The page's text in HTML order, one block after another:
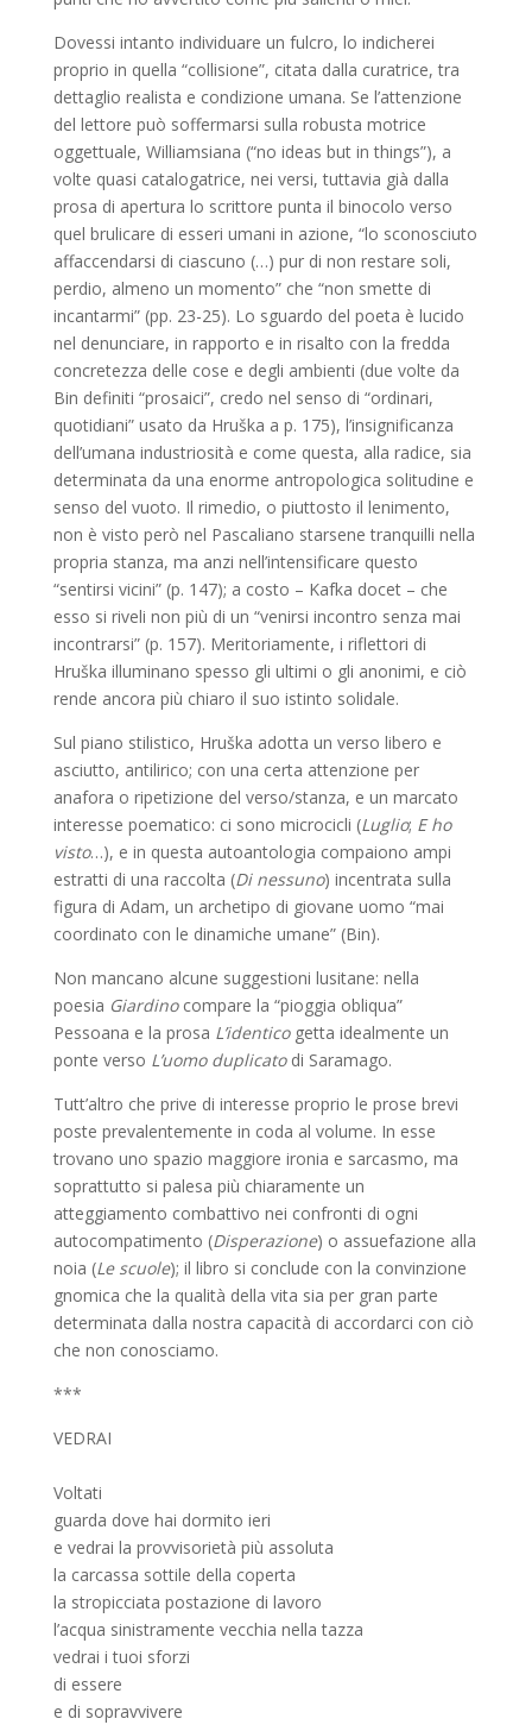
Dovessi intanto individuare un fulcro, lo indicherei
proprio in quella “collisione”, citata dalla curatrice, tra
dettaglio realista e condizione umana. Se l’attenzione
del lettore può soffermarsi sulla robusta motrice
oggettuale, Williamsiana (“no ideas but in things”), a
volte quasi catalogatrice, nei versi, tuttavia già dalla
prosa di apertura lo scrittore punta il binocolo verso
quel brulicare di esseri umani in azione, “lo sconosciuto
affaccendarsi di ciascuno (…) pur di non restare soli,
perdio, almeno un momento” che “non smette di
incantarmi” (pp. 23-25). Lo sguardo del poeta è lucido
nel denunciare, in rapporto e in risalto con la fredda
concretezza delle cose e degli ambienti (due volte da
Bin definiti “prosaici”, credo nel senso di “ordinari,
quotidiani” usato da Hruška a p. 175), l’insignificanza
dell’umana industriosità e come questa, alla radice, sia
determinata da una enorme antropologica solitudine e
senso del vuoto. Il rimedio, o piuttosto il lenimento,
non è visto però nel Pascaliano starsene tranquilli nella
propria stanza, ma anzi nell’intensificare questo
“sentirsi vicini” (p. 147); a costo – Kafka docet – che
esso si riveli non più di un “venirsi incontro senza mai
incontrarsi” (p. 157). Meritoriamente, i riflettori di
Hruška illuminano spesso gli ultimi o gli anonimi, e ciò
rende ancora più chiaro il suo istinto solidale.
Sul piano stilistico, Hruška adotta un verso libero e
asciutto, antilirico; con una certa attenzione per
anafora o ripetizione del verso/stanza, e un marcato
interesse poematico: ci sono microcicli (Luglio; E ho
visto…), e in questa autoantologia compaiono ampi
estratti di una raccolta (Di nessuno) incentrata sulla
figura di Adam, un archetipo di giovane uomo “mai
coordinato con le dinamiche umane” (Bin).
Non mancano alcune suggestioni lusitane: nella
poesia Giardinocompare la “pioggia obliqua”
Pessoana e la prosa L’identicogetta idealmente un
ponte verso L’uomo duplicatodi Saramago.
Tutt’altro che prive di interesse proprio le prose brevi
poste prevalentemente in coda al volume. In esse
trovano uno spazio maggiore ironia e sarcasmo, ma
soprattutto si palesa più chiaramente un
atteggiamento combattivo nei confronti di ogni
autocompatimento (Disperazione) o assuefazione alla
noia (Le scuole); il libro si conclude con la convinzione
gnomica che la qualità della vita sia per gran parte
determinata dalla nostra capacità di accordarci con ciò
che non conosciamo.
***
VEDRAI
Voltati
guarda dove hai dormito ieri
e vedrai la provvisorietà più assoluta
la carcassa sottile della coperta
la stropicciata postazione di lavoro
l’acqua sinistramente vecchia nella tazza
vedrai i tuoi sforzi
di essere
e di sopravvivere